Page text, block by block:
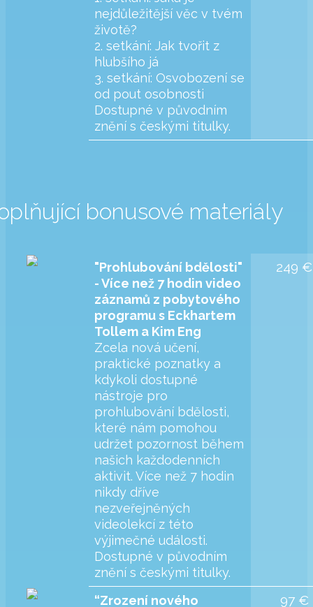
nejdůležitější věc v tvém
životě?
2. setkání: Jak tvořit z
hlubšího já
3. setkání: Osvobození se
od pout osobnosti
Dostupné v původním
znění s českými titulky.
bonusové materiály
"Prohlubování bdělosti"
- Více než 7 hodin video
záznamů z pobytového
programu s Eckhartem
Tollem a Kim Eng
Zcela nová učení,
praktické poznatky a
kdykoli dostupné
nástroje pro
prohlubování bdělosti,
které nám pomohou
udržet pozornost během
našich každodenních
aktivit. Více než 7 hodin
nikdy dříve
nezveřejněných
videolekcí z této
výjimečné události.
Dostupné v původním
znění s českými titulky.
249 €
“Zrození nového 97 €